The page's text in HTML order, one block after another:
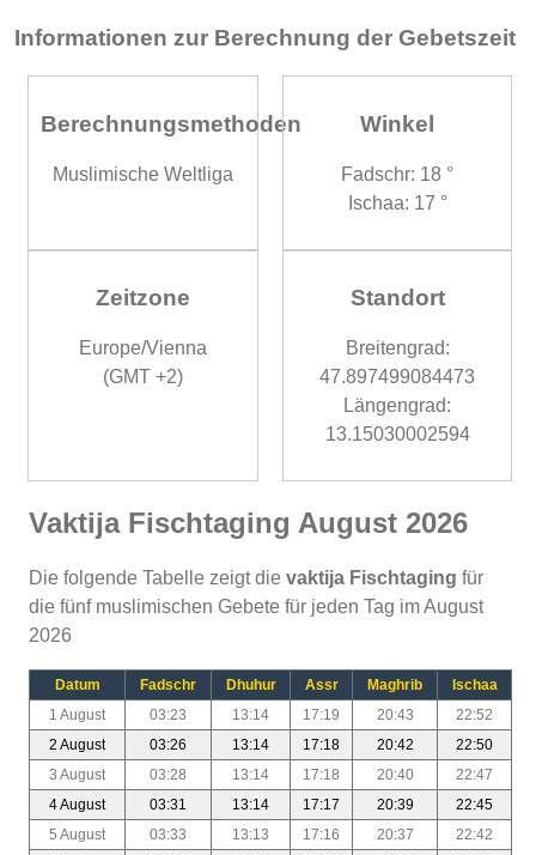
Informationen zur Berechnung der Gebetszeit
Berechnungsmethoden
Muslimische Weltliga
Winkel
Fadschr: 18 °
Ischaa: 17 °
Zeitzone
Europe/Vienna
(GMT +2)
Standort
Breitengrad:
47.897499084473
Längengrad:
13.15030002594
Vaktija Fischtaging August 2026
Die folgende Tabelle zeigt die vaktija Fischtaging für
die fünf muslimischen Gebete für jeden Tag im August
2026
Datum Fadschr Dhuhur Assr Maghrib
Ischaa
1 August
03:23 13:14 17:19 20:43
22:52
2 August
03:26 13:14 17:18 20:42
22:50
3 August
03:28 13:14 17:18 20:40
22:47
4 August
03:31 13:14 17:17 20:39
22:45
5 August
03:33 13:13 17:16 20:37
22:42